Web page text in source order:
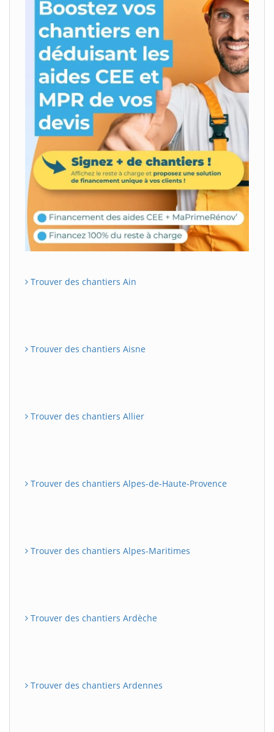
Trouver des chantiers Ain
Trouver des chantiers Aisne
Trouver des chantiers Allier
Trouver des chantiers Alpes-de-Haute-Provence
Trouver des chantiers Alpes-Maritimes
Trouver des chantiers Ardèche
Trouver des chantiers Ardennes